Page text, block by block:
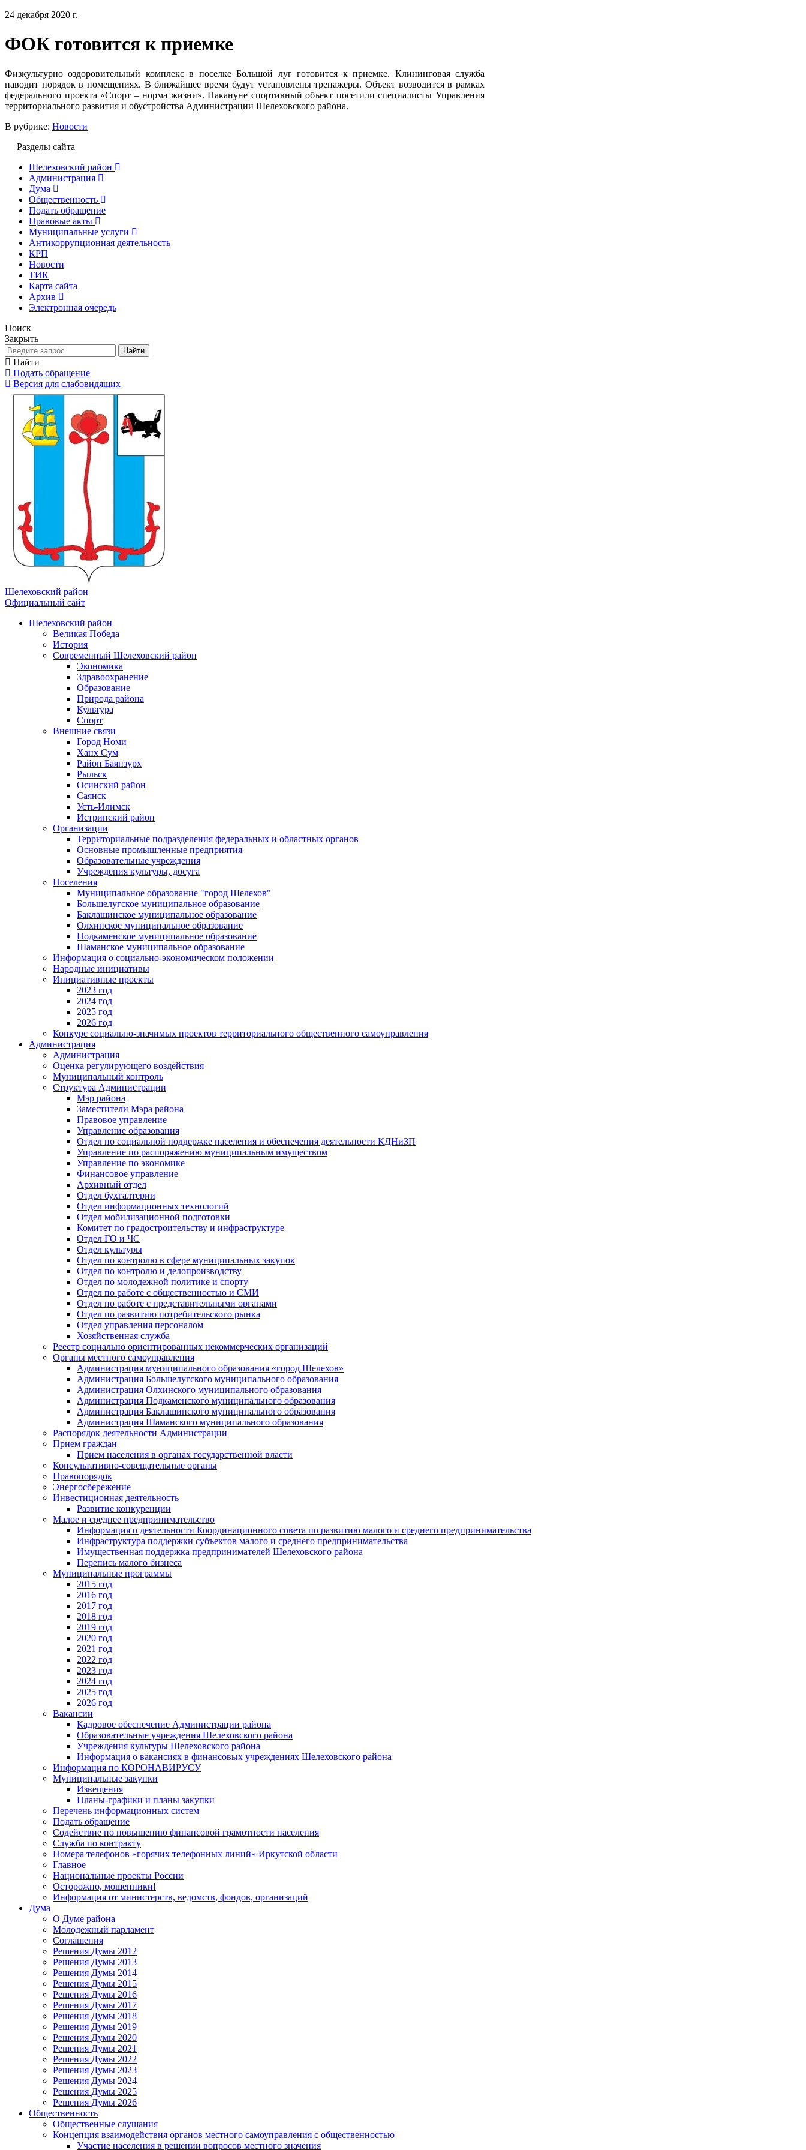
24 декабря 2020 г.
ФОК готовится к приемке
Физкультурно оздоровительный комплекс в поселке Большой луг готовится к приемке. Клининговая служба
наводит порядок в помещениях. В ближайшее время будут установлены тренажеры. Объект возводится в рамках
федерального проекта «Спорт – норма жизни». Накануне спортивный объект посетили специалисты Управления
территориального развития и обустройства Администрации Шелеховского района.
В рубрике: Новости
Разделы сайта
Шелеховский район
Администрация
Дума
Общественность
Подать обращение
Правовые акты
Муниципальные услуги
Антикоррупционная деятельность
КРП
Новости
ТИК
Карта сайта
Архив
Электронная очередь
Поиск
Закрыть
Найти
Найти
Подать обращение
Версия для слабовидящих
Шелеховский район
Официальный сайт
Шелеховский район
Великая Победа
История
Современный Шелеховский район
Экономика
Здравоохранение
Образование
Природа района
Культура
Спорт
Внешние связи
Город Номи
Ханх Сум
Район Баянзурх
Рыльск
Осинский район
Саянск
Усть-Илимск
Истринский район
Организации
Территориальные подразделения федеральных и областных органов
Основные промышленные предприятия
Образовательные учреждения
Учреждения культуры, досуга
Поселения
Муниципальное образование "город Шелехов"
Большелугское муниципальное образование
Баклашинское муниципальное образование
Олхинское муниципальное образование
Подкаменское муниципальное образование
Шаманское муниципальное образование
Информация о социально-экономическом положении
Народные инициативы
Инициативные проекты
2023 год
2024 год
2025 год
2026 год
Конкурс социально-значимых проектов территориального общественного самоуправления
Администрация
Администрация
Оценка регулирующего воздействия
Муниципальный контроль
Структура Администрации
Мэр района
Заместители Мэра района
Правовое управление
Управление образования
Отдел по социальной поддержке населения и обеспечения деятельности КДНиЗП
Управление по распоряжению муниципальным имуществом
Управление по экономике
Финансовое управление
Архивный отдел
Отдел бухгалтерии
Отдел информационных технологий
Отдел мобилизационной подготовки
Комитет по градостроительству и инфраструктуре
Отдел ГО и ЧС
Отдел культуры
Отдел по контролю в сфере муниципальных закупок
Отдел по контролю и делопроизводству
Отдел по молодежной политике и спорту
Отдел по работе с общественностью и СМИ
Отдел по работе с представительными органами
Отдел по развитию потребительского рынка
Отдел управления персоналом
Хозяйственная служба
Реестр социально ориентированных некоммерческих организаций
Органы местного самоуправления
Администрация муниципального образования «город Шелехов»
Администрация Большелугского муниципального образования
Администрация Олхинского муниципального образования
Администрация Подкаменского муниципального образования
Администрация Баклашинского муниципального образования
Администрация Шаманского муниципального образования
Распорядок деятельности Администрации
Прием граждан
Прием населения в органах государственной власти
Консультативно-совещательные органы
Правопорядок
Энергосбережение
Инвестиционная деятельность
Развитие конкуренции
Малое и среднее предпринимательство
Информация о деятельности Координационного совета по развитию малого и среднего предпринимательства
Инфраструктура поддержки субъектов малого и среднего предпринимательства
Имущественная поддержка предпринимателей Шелеховского района
Перепись малого бизнеса
Муниципальные программы
2015 год
2016 год
2017 год
2018 год
2019 год
2020 год
2021 год
2022 год
2023 год
2024 год
2025 год
2026 год
Вакансии
Кадровое обеспечение Администрации района
Образовательные учреждения Шелеховского района
Учреждения культуры Шелеховского района
Информация о вакансиях в финансовых учреждениях Шелеховского района
Информация по КОРОНАВИРУСУ
Муниципальные закупки
Извещения
Планы-графики и планы закупки
Перечень информационных систем
Подать обращение
Содействие по повышению финансовой грамотности населения
Служба по контракту
Номера телефонов «горячих телефонных линий» Иркутской области
Главное
Национальные проекты России
Осторожно, мошенники!
Информация от министерств, ведомств, фондов, организаций
Дума
О Думе района
Молодежный парламент
Соглашения
Решения Думы 2012
Решения Думы 2013
Решения Думы 2014
Решения Думы 2015
Решения Думы 2016
Решения Думы 2017
Решения Думы 2018
Решения Думы 2019
Решения Думы 2020
Решения Думы 2021
Решения Думы 2022
Решения Думы 2023
Решения Думы 2024
Решения Думы 2025
Решения Думы 2026
Общественность
Общественные слушания
Концепция взаимодействия органов местного самоуправления с общественностью
Участие населения в решении вопросов местного значения